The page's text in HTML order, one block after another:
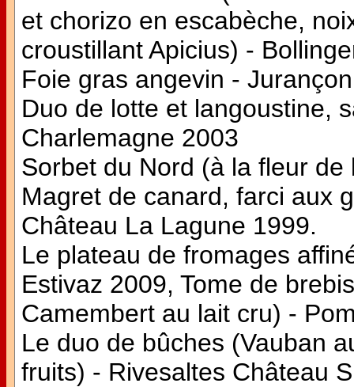
et chorizo en escabèche,
croustillant Apicius) -
Foie gras angevin -
Duo de lotte et langoustine,
Charlemagne 2003
Sorbet du Nord (à la fleur de
Magret de canard, farci aux
Château La Lagune 1999.
Le plateau de fromages
Estivaz 2009, Tome de
Camembert au lait cru) -
Le duo de bûches (Vauban
fruits) - Rivesaltes Château